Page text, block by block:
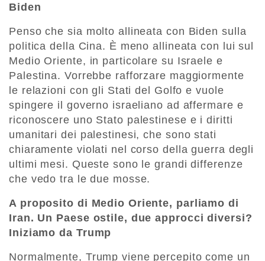
Biden
Penso che sia molto allineata con Biden sulla
politica della Cina. È meno allineata con lui sul
Medio Oriente, in particolare su Israele e
Palestina. Vorrebbe rafforzare maggiormente
le relazioni con gli Stati del Golfo e vuole
spingere il governo israeliano ad affermare e
riconoscere uno Stato palestinese e i diritti
umanitari dei palestinesi, che sono stati
chiaramente violati nel corso della guerra degli
ultimi mesi. Queste sono le grandi differenze
che vedo tra le due mosse.
A proposito di Medio Oriente, parliamo di
Iran. Un Paese ostile, due approcci diversi?
Iniziamo da Trump
Normalmente, Trump viene percepito come un